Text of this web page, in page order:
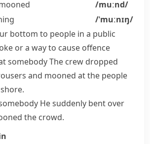
/muːnd/
/ˈmuːnɪŋ/
bottom to people in a public
or a way to cause offence
somebodyThe crew dropped
and mooned at the people
He suddenly bent over
the crowd.